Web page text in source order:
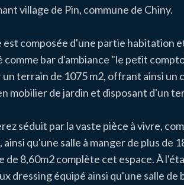
village de Pin, commune de Chiny.
composée d'une partie habitation
comme bar d'ambiance "le petit
terrain de 1075 m2, offrant ainsi un
mobilier de jardin et disposant d'un
séduit par la vaste pièce à vivre,
qu'une salle à manger de plus de
8,60m2 complète cet espace. À
dressing équipé ainsi qu'une salle